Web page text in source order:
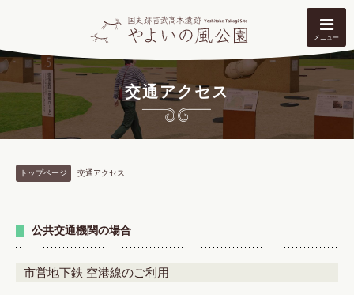
メニュー
交通アクセス
トップページ 交通アクセス
公共交通機関の場合
市営地下鉄 空港線のご利用